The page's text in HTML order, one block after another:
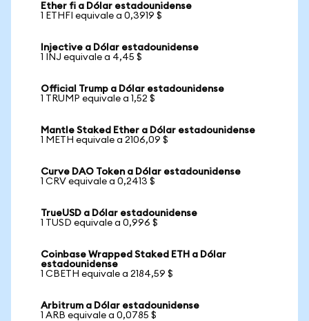
Ether fi a Dólar estadounidense
1 ETHFI equivale a 0,3919 $
Injective a Dólar estadounidense
1 INJ equivale a 4,45 $
Official Trump a Dólar estadounidense
1 TRUMP equivale a 1,52 $
Mantle Staked Ether a Dólar estadounidense
1 METH equivale a 2106,09 $
Curve DAO Token a Dólar estadounidense
1 CRV equivale a 0,2413 $
TrueUSD a Dólar estadounidense
1 TUSD equivale a 0,996 $
Coinbase Wrapped Staked ETH a Dólar
estadounidense
1 CBETH equivale a 2184,59 $
Arbitrum a Dólar estadounidense
1 ARB equivale a 0,0785 $